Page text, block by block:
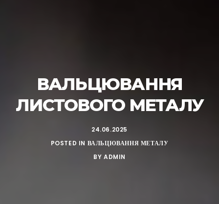
ВАЛЬЦЮВАННЯ
ЛИСТОВОГО МЕТАЛУ
24.06.2025
POSTED IN ВАЛЬЦЮВАННЯ МЕТАЛУ
BY ADMIN